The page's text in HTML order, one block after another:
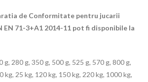
de Conformitate pentru jucarii
EN 71-3+A1 2014-11 pot fi disponibile la
g, 280 g, 350 g, 500 g, 525 g, 570 g, 800 g,
kg, 25 kg, 120 kg, 150 kg, 220 kg, 1000 kg,